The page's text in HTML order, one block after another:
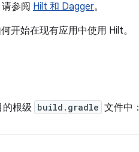
参阅 Hilt 和 Dagger。
开始在现有应用中使用 Hilt。
的根级 build.gradle 文件中：